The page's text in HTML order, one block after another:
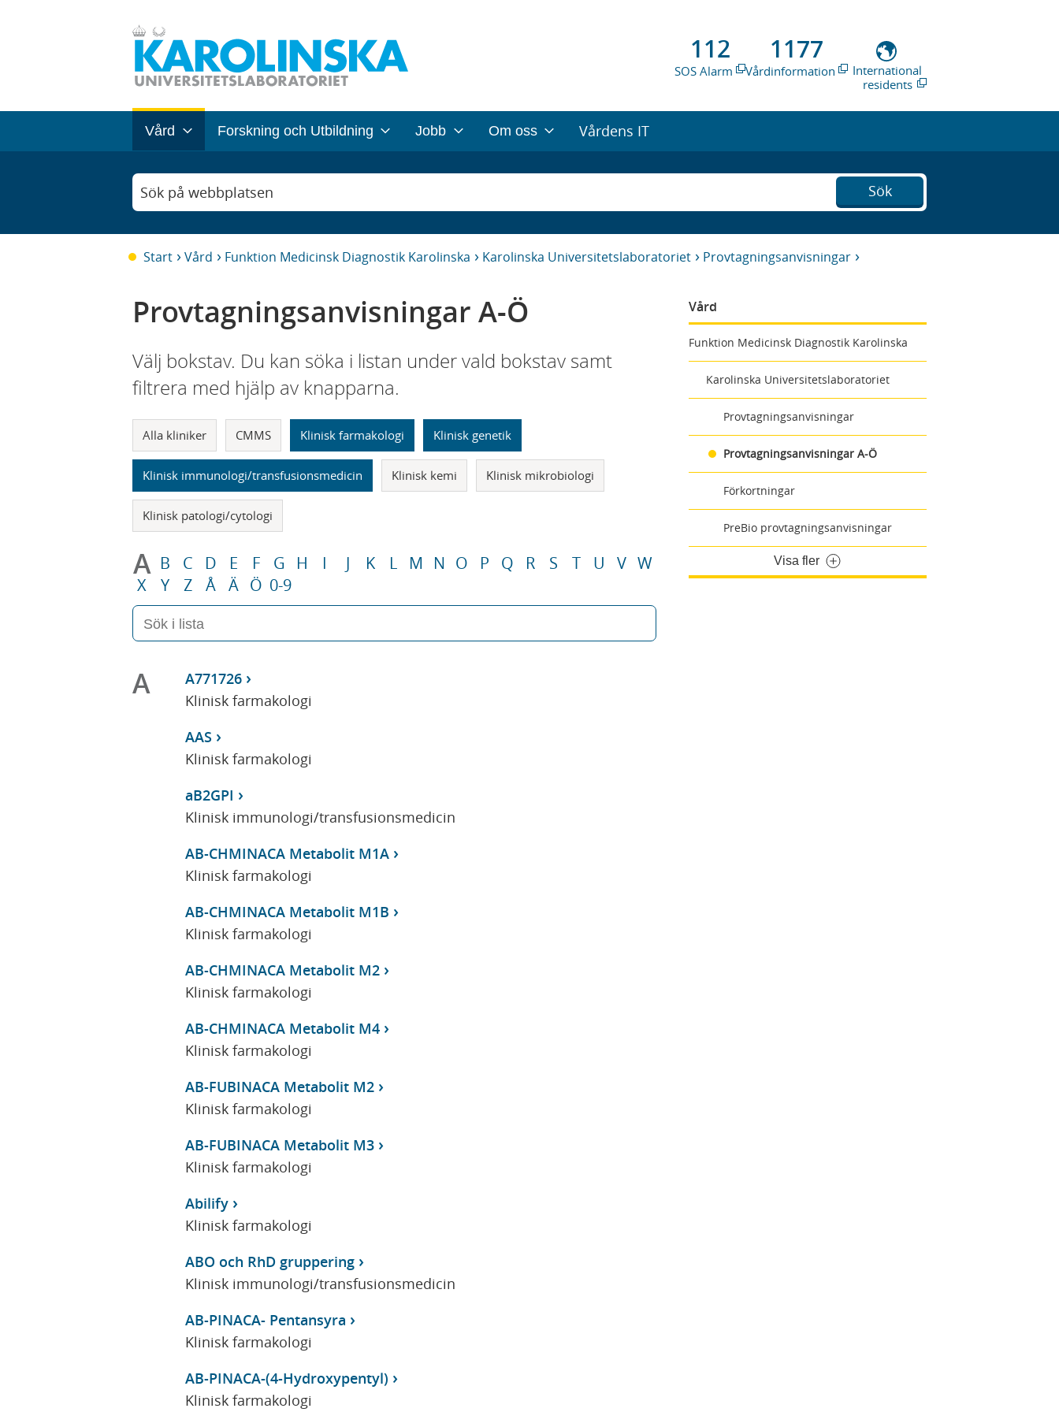
112
SOS Alarm
1177
Vårdinformation
International
residents
Vård Forskning och Utbildning Jobb Om oss Vårdens IT
Sök på webbplatsen Sök
Start Vård Funktion Medicinsk Diagnostik Karolinska Karolinska Universitetslaboratoriet Provtagningsanvisningar
Vård
Funktion Medicinsk Diagnostik Karolinska
Karolinska Universitetslaboratoriet
Provtagningsanvisningar
Provtagningsanvisningar A-Ö
Förkortningar
PreBio provtagningsanvisningar
Visa fler
Provtagningsanvisningar A-Ö
Välj bokstav. Du kan söka i listan under vald bokstav samt
filtrera med hjälp av knapparna.
Alla kliniker CMMS Klinisk farmakologi Klinisk genetik
Klinisk immunologi/transfusionsmedicin Klinisk kemi Klinisk mikrobiologi
Klinisk patologi/cytologi
A B C D E F G H I J K L M N O P Q R S T U V W
X
Y Z Å Ä Ö 0-9
A
A771726
Klinisk farmakologi
AAS
Klinisk farmakologi
aB2GPI
Klinisk immunologi/transfusionsmedicin
AB-CHMINACA Metabolit M1A
Klinisk farmakologi
AB-CHMINACA Metabolit M1B
Klinisk farmakologi
AB-CHMINACA Metabolit M2
Klinisk farmakologi
AB-CHMINACA Metabolit M4
Klinisk farmakologi
AB-FUBINACA Metabolit M2
Klinisk farmakologi
AB-FUBINACA Metabolit M3
Klinisk farmakologi
Abilify
Klinisk farmakologi
ABO och RhD gruppering
Klinisk immunologi/transfusionsmedicin
AB-PINACA- Pentansyra
Klinisk farmakologi
AB-PINACA-(4-Hydroxypentyl)
Klinisk farmakologi